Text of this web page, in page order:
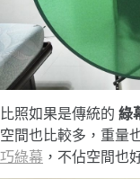
比照如果是傳統的 綠
空間也比較多，重量
巧綠幕 ，不佔空間也